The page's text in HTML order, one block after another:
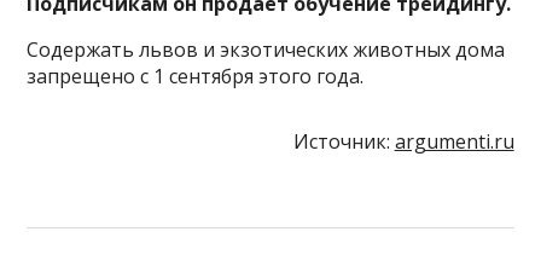
Содержать львов и экзотических животных дома
запрещено с 1 сентября этого года.
Источник: argumenti.ru